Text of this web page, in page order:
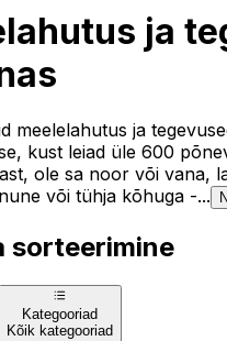
ja
meelelahutus ja
kust leiad üle 600
ole sa noor või vana,
või tühja kõhuga -...
sorteerimine
Kategooriad
Kõik kategooriad